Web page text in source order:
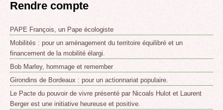
Rendre compte
PAPE François, un Pape écologiste
Mobilités : pour un aménagement du territoire équilibré et un
financement de la mobilité élargi.
Bob Marley, hommage et remember
Girondins de Bordeaux : pour un actionnariat populaire.
Le Pacte du pouvoir de vivre présenté par Nicoals Hulot et Laurent
Berger est une initiative heureuse et positive.